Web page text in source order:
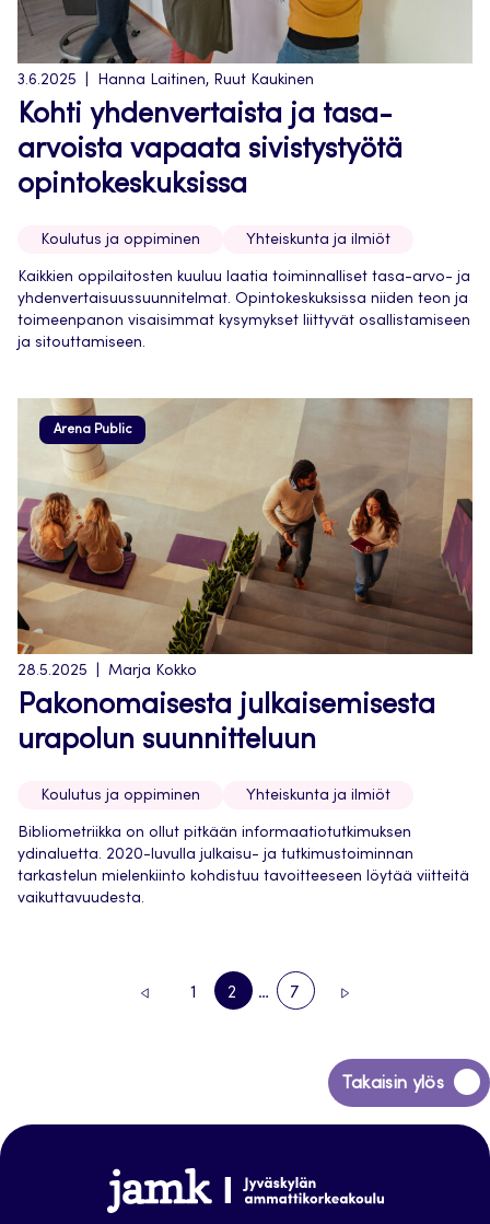
3.6.2025 Hanna Laitinen, Ruut Kaukinen
Kohti yhdenvertaista ja tasa-
arvoista vapaata sivistystyötä
opintokeskuksissa
Koulutus ja oppiminen Yhteiskunta ja ilmiöt
Kaikkien oppilaitosten kuuluu laatia toiminnalliset tasa-arvo- ja
yhdenvertaisuussuunnitelmat. Opintokeskuksissa niiden teon ja
toimeenpanon visaisimmat kysymykset liittyvät osallistamiseen
ja sitouttamiseen.
Arena Public
28.5.2025 Marja Kokko
Pakonomaisesta julkaisemisesta
urapolun suunnitteluun
Koulutus ja oppiminen Yhteiskunta ja ilmiöt
Bibliometriikka on ollut pitkään informaatiotutkimuksen
ydinaluetta. 2020-luvulla julkaisu- ja tutkimustoiminnan
tarkastelun mielenkiinto kohdistuu tavoitteeseen löytää viitteitä
vaikuttavuudesta.
EDELLINEN
SIVU
1
SIVU
2
…
SIVU
7
Takaisin ylös
Siirry
takaisin
Jamk
Arena